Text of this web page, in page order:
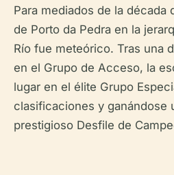
Para mediados de la década
de Porto da Pedra en la
Río fue meteórico. Tras una
en el Grupo de Acceso, la
lugar en el élite Grupo
clasificaciones y ganándose
prestigioso Desfile de